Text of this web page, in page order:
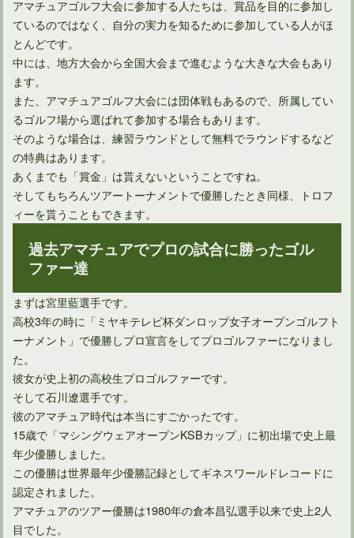
アマチュアゴルフ大会に参加する人たちは、賞品を目的に参加し
ているのではなく、自分の実力を知るために参加している人がほ
とんどです。
中には、地方大会から全国大会まで進むような大きな大会もあり
ます。
また、アマチュアゴルフ大会には団体戦もあるので、所属してい
るゴルフ場から選ばれて参加する場合もあります。
そのような場合は、練習ラウンドとして無料でラウンドするなど
の特典はあります。
あくまでも「賞金」は貰えないということですね。
そしてもちろんツアートーナメントで優勝したとき同様、トロフ
ィーを貰うこともできます。
過去アマチュアでプロの試合に勝ったゴル
ファー達
まずは宮里藍選手です。
高校3年の時に「ミヤキテレビ杯ダンロップ女子オープンゴルフト
ーナメント」で優勝しプロ宣言をしてプロゴルファーになりまし
た。
彼女が史上初の高校生プロゴルファーです。
そして石川遼選手です。
彼のアマチュア時代は本当にすごかったです。
15歳で「マシングウェアオープンKSBカップ」に初出場で史上最
年少優勝しました。
この優勝は世界最年少優勝記録としてギネスワールドレコードに
認定されました。
アマチュアのツアー優勝は1980年の倉本昌弘選手以来で史上2人
目でした。